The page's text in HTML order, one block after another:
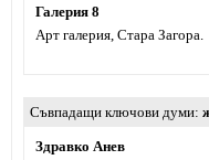
Галерия 8
Арт галерия, Стара Загора.
Съвпадащи ключови думи
Здравко Анев